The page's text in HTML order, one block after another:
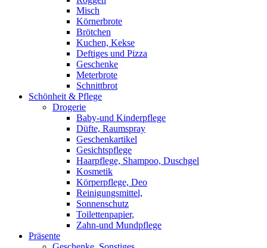
Misch
Körnerbrote
Brötchen
Kuchen, Kekse
Deftiges und Pizza
Geschenke
Meterbrote
Schnittbrot
Schönheit & Pflege
Drogerie
Baby-und Kinderpflege
Düfte, Raumspray
Geschenkartikel
Gesichtspflege
Haarpflege, Shampoo, Duschgel
Kosmetik
Körperpflege, Deo
Reinigungsmittel,
Sonnenschutz
Toilettenpapier,
Zahn-und Mundpflege
Präsente